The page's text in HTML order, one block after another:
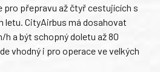
pro přepravu až čtyř cestujících s
letu. CityAirbus má dosahovat
a být schopný doletu až 80
vhodný i pro operace ve velkých